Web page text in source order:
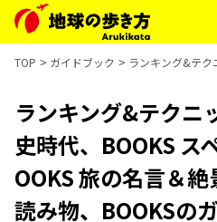
TOP ガイドブック ランキング&テク
ランキング&テクニ
史時代、BOOKS ス
OOKS 旅の名言＆
読み物、BOOKSの